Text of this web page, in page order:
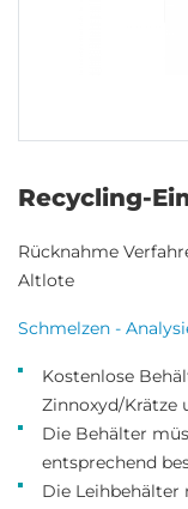
Recycling-
Rücknahme
Altlote
Schmelzen -
Kostenlose
Zinnoxyd/Krätze
Die Behälter
entsprechend
Die